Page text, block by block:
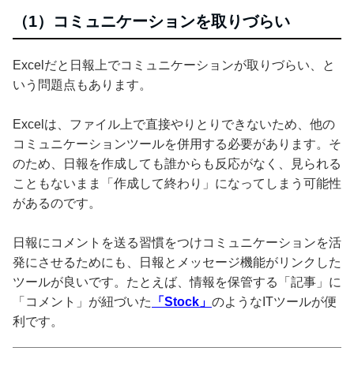
（1）コミュニケーションを取りづらい
Excelだと日報上でコミュニケーションが取りづらい、と
いう問題点もあります。
Excelは、ファイル上で直接やりとりできないため、他の
コミュニケーションツールを併用する必要があります。そ
のため、日報を作成しても誰からも反応がなく、見られる
こともないまま「作成して終わり」になってしまう可能性
があるのです。
日報にコメントを送る習慣をつけコミュニケーションを活
発にさせるためにも、日報とメッセージ機能がリンクした
ツールが良いです。たとえば、情報を保管する「記事」に
「コメント」が紐づいた
「Stock」 のようなITツールが便
利です。